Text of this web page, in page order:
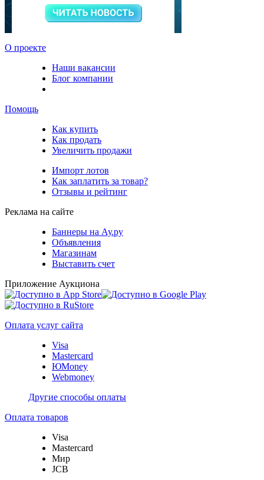
О проекте
Наши вакансии
Блог компании
Помощь
Как купить
Как продать
Увеличить продажи
Импорт лотов
Как заплатить за товар?
Отзывы и рейтинг
Реклама на сайте
Баннеры на Ау.ру
Объявления
Магазинам
Выставить счет
Приложение Аукциона
Оплата услуг сайта
Visa
Mastercard
ЮMoney
Webmoney
Другие способы оплаты
Оплата товаров
Visa
Mastercard
Мир
JCB